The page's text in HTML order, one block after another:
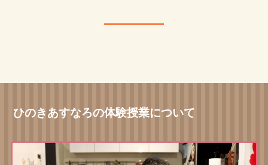
ひのきあすなろの体験授業について